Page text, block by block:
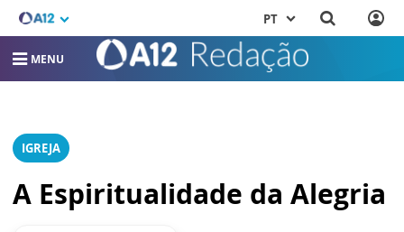
PT
MENU
IGREJA
A Espiritualidade da Alegria